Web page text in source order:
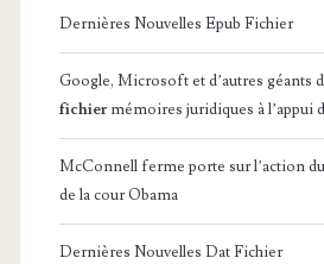
Dernières Nouvelles Epub Fichier
Google, Microsoft et d’autres géants
fichier mémoires juridiques à l’appui
McConnell ferme porte sur l’action
de la cour Obama
Dernières Nouvelles Dat Fichier